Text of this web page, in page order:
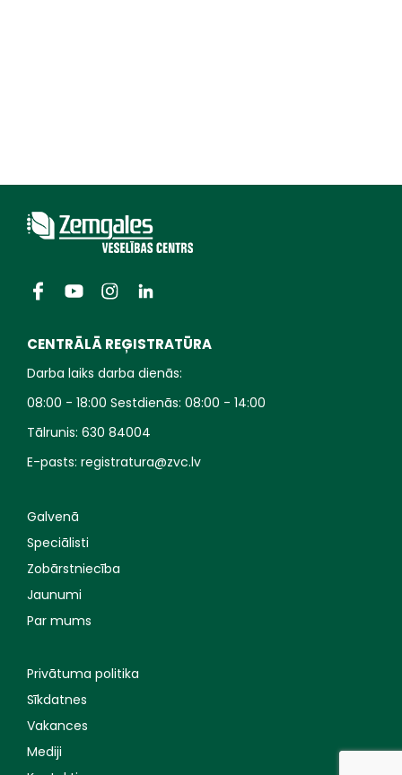
CENTRĀLĀ REĢISTRATŪRA
Darba laiks darba dienās:
08:00 - 18:00 Sestdienās: 08:00 - 14:00
Tālrunis: 630 84004
E-pasts: registratura@zvc.lv
Galvenā
Speciālisti
Zobārstniecība
Jaunumi
Par mums
Privātuma politika
Sīkdatnes
Vakances
Mediji